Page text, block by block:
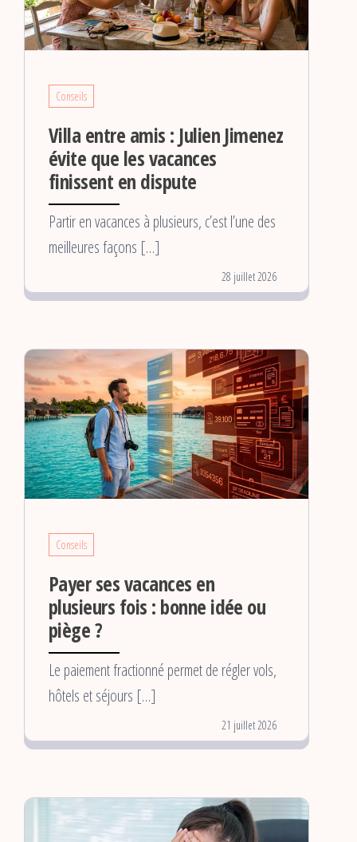
Conseils
Villa entre amis : Julien Jimenez
évite que les vacances
finissent en dispute
Partir en vacances à plusieurs, c’est l’une des
meilleures façons […]
28 juillet 2026
Conseils
Payer ses vacances en
plusieurs fois : bonne idée ou
piège ?
Le paiement fractionné permet de régler vols,
hôtels et séjours […]
21 juillet 2026